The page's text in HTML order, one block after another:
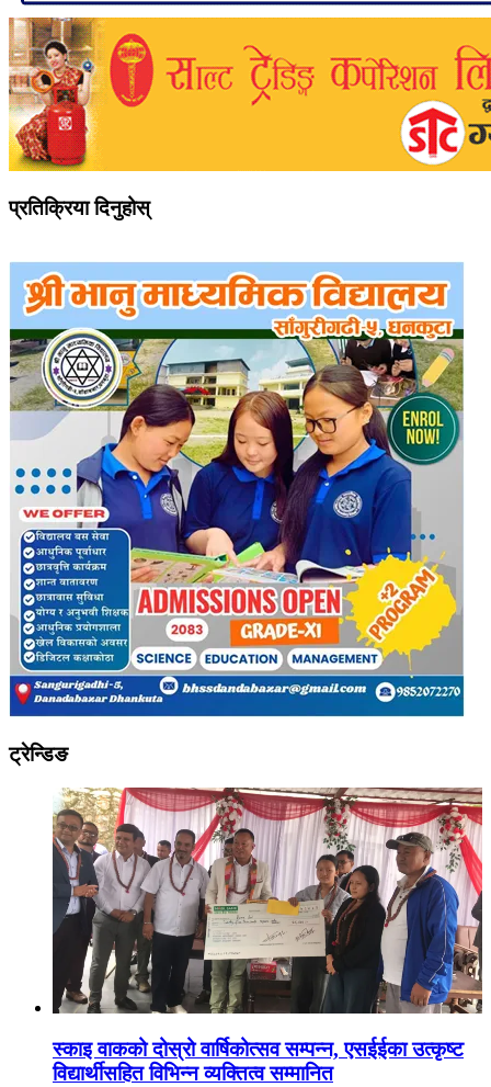
प्रतिक्रिया दिनुहोस्
ट्रेन्डिङ
स्काइ वाकको दोस्रो वार्षिकोत्सव सम्पन्न, एसईईका उत्कृष्ट
विद्यार्थीसहित विभिन्न व्यक्तित्व सम्मानित